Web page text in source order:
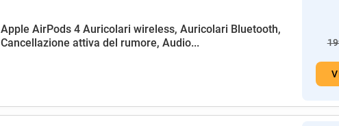
Apple AirPods 4 Auricolari wireless, Auricolari Bluetooth,
Cancellazione attiva del rumore, Audio...